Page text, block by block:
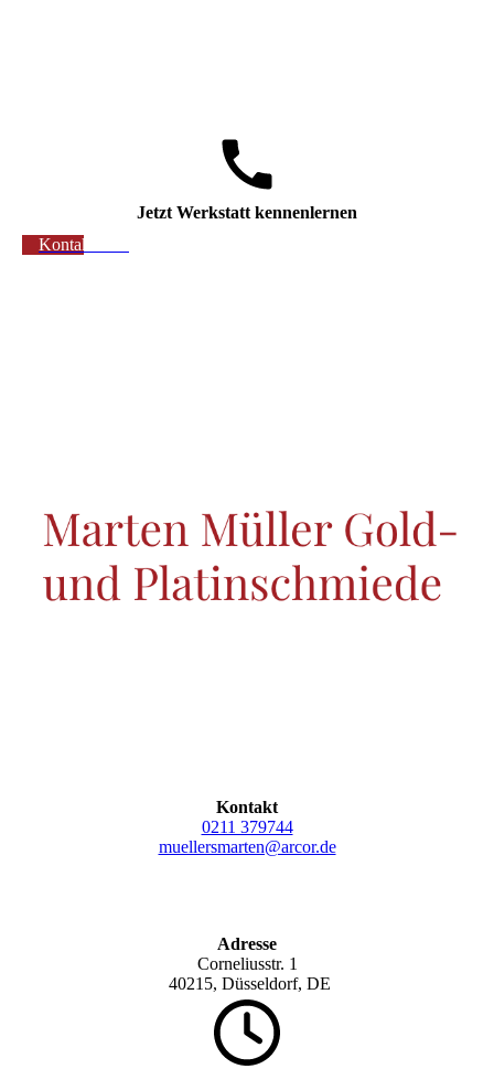
Jetzt Werkstatt kennenlernen
Kontaktieren
Kontakt
0211 379744
muellersmarten@arcor.de
Adresse
Corneliusstr. 1
40215, Düsseldorf, DE